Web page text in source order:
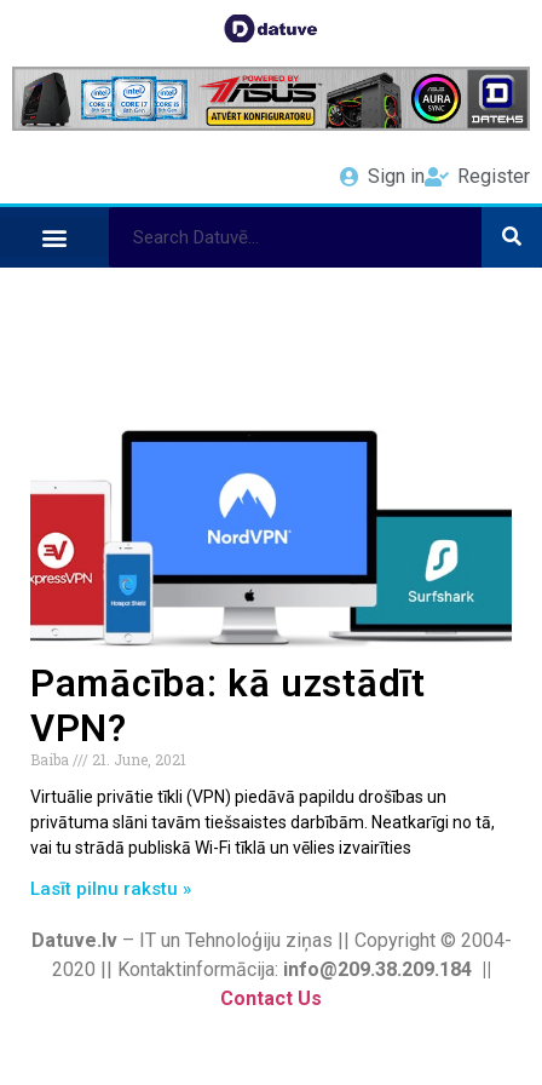
Sign in Register
Pamācība: kā uzstādīt
VPN?
Baiba
21. June, 2021
Virtuālie privātie tīkli (VPN) piedāvā papildu drošības un
privātuma slāni tavām tiešsaistes darbībām. Neatkarīgi no tā,
vai tu strādā publiskā Wi-Fi tīklā un vēlies izvairīties
Lasīt pilnu rakstu »
Datuve.lv– IT un Tehnoloģiju ziņas || Copyright © 2004-
2020 || Kontaktinformācija: info@209.38.209.184 ||
Contact Us